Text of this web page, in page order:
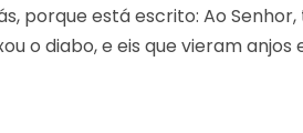
porque está escrito: Ao Senhor,
o diabo, e eis que vieram anjos